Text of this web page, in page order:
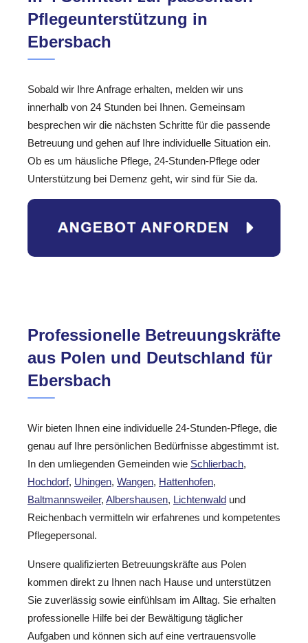
Pflegeunterstützung in
Ebersbach
Sobald wir Ihre Anfrage erhalten, melden wir uns
innerhalb von 24 Stunden bei Ihnen. Gemeinsam
besprechen wir die nächsten Schritte für die passende
Betreuung und gehen auf Ihre individuelle Situation ein.
Ob es um häusliche Pflege, 24-Stunden-Pflege oder
Unterstützung bei Demenz geht, wir sind für Sie da.
Professionelle Betreuungskräfte
aus Polen und Deutschland für
Ebersbach
Wir bieten Ihnen eine individuelle 24-Stunden-Pflege, die
genau auf Ihre persönlichen Bedürfnisse abgestimmt ist.
In den umliegenden Gemeinden wie Schlierbach,
Hochdorf, Uhingen, Wangen, Hattenhofen,
Baltmannsweiler, Albershausen, Lichtenwald und
Reichenbach vermitteln wir erfahrenes und kompetentes
Pflegepersonal.
Unsere qualifizierten Betreuungskräfte aus Polen
kommen direkt zu Ihnen nach Hause und unterstützen
Sie zuverlässig sowie einfühlsam im Alltag. Sie erhalten
professionelle Hilfe bei der Bewältigung täglicher
Aufgaben und können sich auf eine vertrauensvolle